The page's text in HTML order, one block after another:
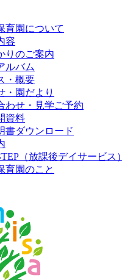
育園について
容
りのご案内
ルバム
・概要
・園だより
わせ・見学ご予約
資料
書ダウンロード
（放課後デイサービス）
育園のこと